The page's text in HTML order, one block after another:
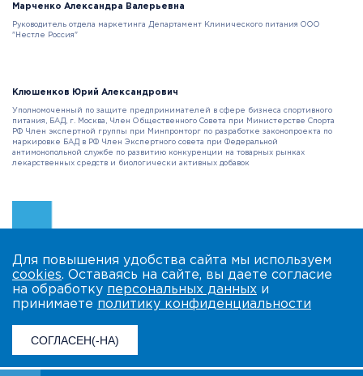
Марченко Александра Валерьевна
Руководитель отдела маркетинга Департамент Клинического питания ООО
"Нестле Россия"
Клюшенков Юрий Александрович
Уполномоченный по защите предпринимателей в сфере бизнеса спортивного
питания, БАД, г. Москва, Член Общественного Совета при Министерстве Спорта
РФ Член экспертной группы при Минпромторг по разработке законопроекта по
маркировке БАД в РФ Член Экспертного совета при Федеральной
антимонопольной службе по развитию конкуренции на товарных рынках
лекарственных средств и биологически активных добавок
Для повышения удобства сайта мы используем
cookies. Оставаясь на сайте, вы даете согласие
на обработку персональных данных и
принимаете политику конфиденциальности
СОГЛАСЕН(-НА)